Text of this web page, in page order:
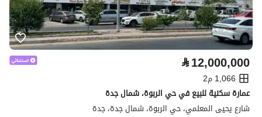
⃁12,000,000
1,066 م2
عمارة سكنية للبيع في حي الربوة، شمال جدة
شارع يحيى المعلمي، حي الربوة، شمال جدة، جدة